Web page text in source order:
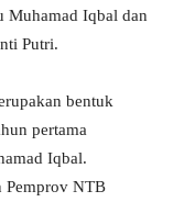
Muhamad Iqbal dan
Putri.
bentuk
pertama
Iqbal.
Pemprov NTB